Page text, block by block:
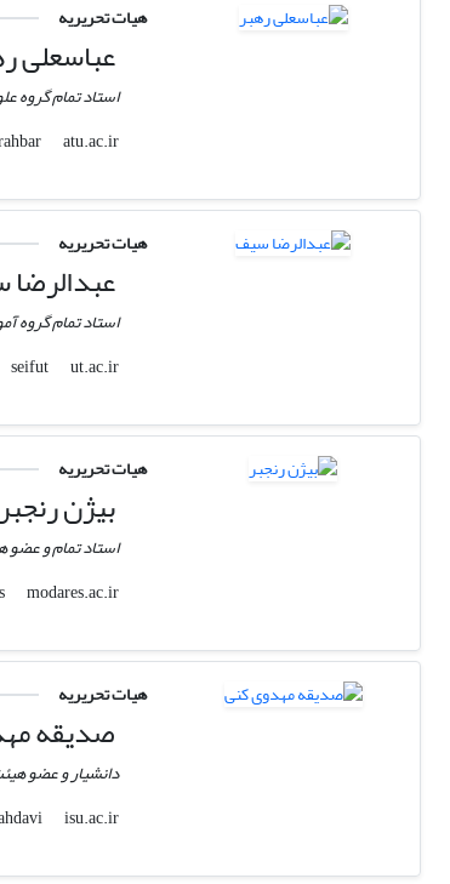
هیات تحریریه
عباسعلی
استاد تمام گروه
aa.rahbar
atu.ac.ir
هیات تحریریه
استاد تمام گروه
seifut
ut.ac.ir
هیات تحریریه
بیژن
استاد تمام و
ranjbarbmodares
modares.ac.ir
هیات تحریریه
صدیقه
دانشیار و عضو
s.mahdavi
isu.ac.ir